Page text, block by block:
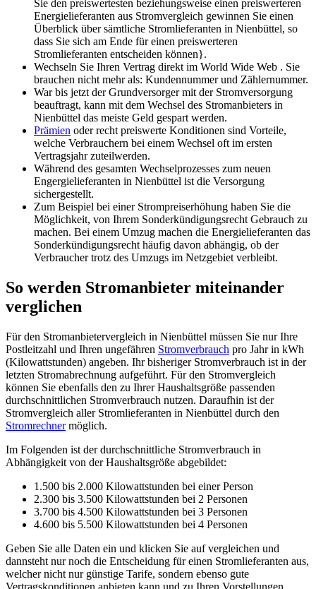
Sie den preiswertesten beziehungsweise einen preiswerteren
Energielieferanten aus Stromvergleich gewinnen Sie einen
Überblick über sämtliche Stromlieferanten in Nienbüttel, so
dass Sie sich am Ende für einen preiswerteren
Stromlieferanten entscheiden können}.
Wechseln Sie Ihren Vertrag direkt im World Wide Web . Sie
brauchen nicht mehr als: Kundennummer und Zählernummer.
War bis jetzt der Grundversorger mit der Stromversorgung
beauftragt, kann mit dem Wechsel des Stromanbieters in
Nienbüttel das meiste Geld gespart werden.
Prämien oder recht preiswerte Konditionen sind Vorteile,
welche Verbrauchern bei einem Wechsel oft im ersten
Vertragsjahr zuteilwerden.
Während des gesamten Wechselprozesses zum neuen
Engergielieferanten in Nienbüttel ist die Versorgung
sichergestellt.
Zum Beispiel bei einer Strompreiserhöhung haben Sie die
Möglichkeit, von Ihrem Sonderkündigungsrecht Gebrauch zu
machen. Bei einem Umzug machen die Energielieferanten das
Sonderkündigungsrecht häufig davon abhängig, ob der
Verbraucher trotz des Umzugs im Netzgebiet verbleibt.
So werden Stromanbieter miteinander
verglichen
Für den Stromanbietervergleich in Nienbüttel müssen Sie nur Ihre
Postleitzahl und Ihren ungefähren Stromverbrauch pro Jahr in kWh
(Kilowattstunden) angeben. Ihr bisheriger Stromverbrauch ist in der
letzten Stromabrechnung aufgeführt. Für den Stromvergleich
können Sie ebenfalls den zu Ihrer Haushaltsgröße passenden
durchschnittlichen Stromverbrauch nutzen. Daraufhin ist der
Stromvergleich aller Stromlieferanten in Nienbüttel durch den
Stromrechnermöglich.
Im Folgenden ist der durchschnittliche Stromverbrauch in
Abhängigkeit von der Haushaltsgröße abgebildet:
1.500 bis 2.000 Kilowattstunden bei einer Person
2.300 bis 3.500 Kilowattstunden bei 2 Personen
3.700 bis 4.500 Kilowattstunden bei 3 Personen
4.600 bis 5.500 Kilowattstunden bei 4 Personen
Geben Sie alle Daten ein und klicken Sie auf vergleichen und
dannsteht nur noch die Entscheidung für einen Stromlieferanten aus,
welcher nicht nur günstige Tarife, sondern ebenso gute
Vertragskonditionen anbieten kann und zu Ihren Vorstellungen